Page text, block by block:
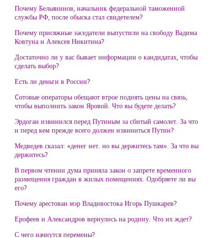
Почему Бельянинов, начальник федеральной таможенной
службы РФ, после обыска стал свидетелем?
Почему присяжные заседатели выпустили на свободу Вадима
Ковтуна и Алексея Никитина?
Достаточно ли у вас бывает информации о кандидатах, чтобы
сделать выбор?
Есть ли деньги в России?
Cотовые операторы обещают втрое поднять цены на связь,
чтобы выполнить закон Яровой. Что вы будете делать?
Эрдоган извинился перед Путиным за сбитый самолет. За что
и перед кем прежде всего должен извиниться Путин?
Медведев сказал: «денег нет. но вы держитесь там». За что вы
держитесь?
В первом чтении дума приняла закон о запрете временного
размещения граждан в жилых помещениях. Одобряете ли вы
его?
Почему арестован мэр Владивостока Игорь Пушкарев?
Ерофеев и Александров вернулись на родину. Что их ждет?
С чего начнутся перемены?